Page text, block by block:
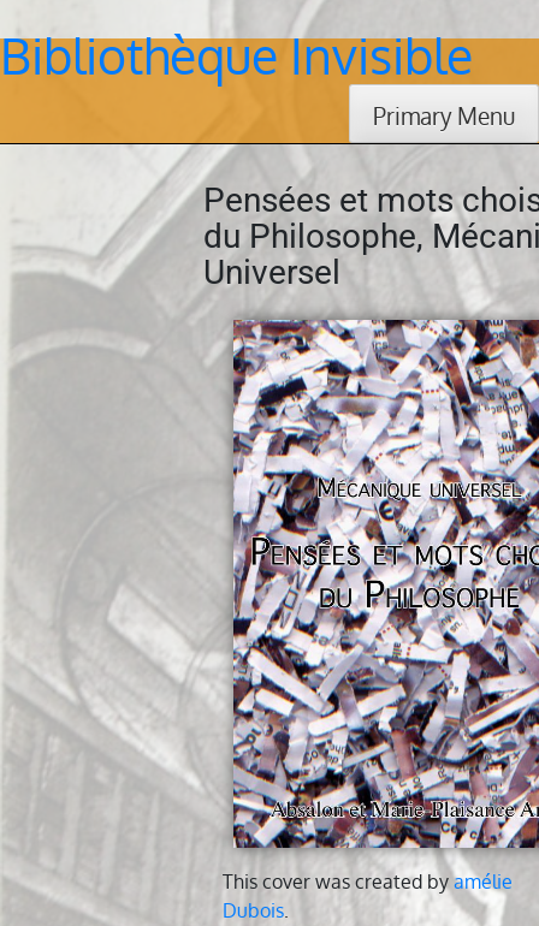
Skip
to
Bibliothèque Invisible
Primary Menu
Pensées et mots
du Philosophe,
Universel
This cover was created by amélie
Dubois.